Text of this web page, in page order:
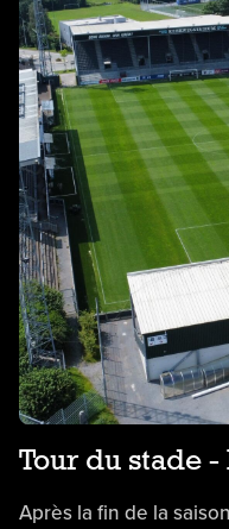
Tour du stade
Après la fin de la